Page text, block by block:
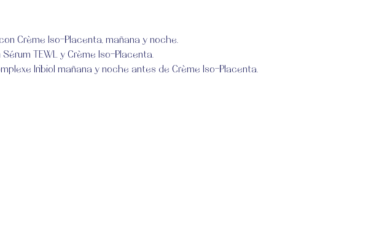
Crème Iso-Placenta, mañana y noche.
TEWL y Crème Iso-Placenta.
Iribiol mañana y noche antes de Crème Iso-Placenta.